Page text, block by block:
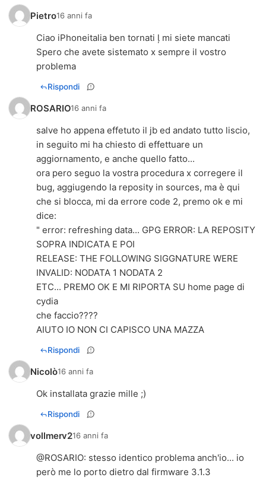
Pietro16 anni fa
Ciao iPhoneitalia ben tornati  mi siete mancati
Spero che avete sistemato x sempre il vostro
problema
Rispondi
ROSARIO16 anni fa
salve ho appena effetuto il jb ed andato tutto liscio,
in seguito mi ha chiesto di effettuare un
aggiornamento, e anche quello fatto...
ora pero seguo la vostra procedura x corregere il
bug, aggiugendo la reposity in sources, ma è qui
che si blocca, mi da errore code 2, premo ok e mi
dice:
" error: refreshing data... GPG ERROR: LA REPOSITY
SOPRA INDICATA E POI
RELEASE: THE FOLLOWING SIGGNATURE WERE
INVALID: NODATA 1 NODATA 2
ETC... PREMO OK E MI RIPORTA SU home page di
cydia
che faccio????
AIUTO IO NON CI CAPISCO UNA MAZZA
Rispondi
Nicolò16 anni fa
Ok installata grazie mille ;)
Rispondi
vollmerv216 anni fa
@ROSARIO: stesso identico problema anch'io... io
però me lo porto dietro dal firmware 3.1.3